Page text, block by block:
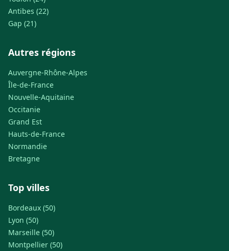
Antibes (22)
Gap (21)
Autres régions
Auvergne-Rhône-Alpes
Île-de-France
Nouvelle-Aquitaine
Occitanie
Grand Est
Hauts-de-France
Normandie
Bretagne
Top villes
Bordeaux (50)
Lyon (50)
Marseille (50)
Montpellier (50)